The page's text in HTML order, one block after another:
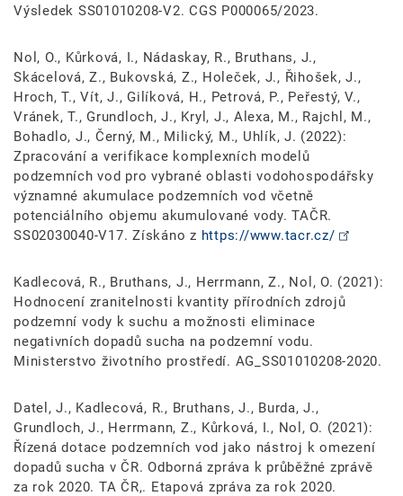
Výsledek SS01010208-V2. CGS P000065/2023.
Nol, O., Kůrková, I., Nádaskay, R., Bruthans, J.,
Skácelová, Z., Bukovská, Z., Holeček, J., Řihošek, J.,
Hroch, T., Vít, J., Gilíková, H., Petrová, P., Peřestý, V.,
Vránek, T., Grundloch, J., Kryl, J., Alexa, M., Rajchl, M.,
Bohadlo, J., Černý, M., Milický, M., Uhlík, J. (2022):
Zpracování a verifikace komplexních modelů
podzemních vod pro vybrané oblasti vodohospodářsky
významné akumulace podzemních vod včetně
potenciálního objemu akumulované vody. TAČR.
SS02030040-V17. Získáno z https://www.tacr.cz/
Kadlecová, R., Bruthans, J., Herrmann, Z., Nol, O. (2021):
Hodnocení zranitelnosti kvantity přírodních zdrojů
podzemní vody k suchu a možnosti eliminace
negativních dopadů sucha na podzemní vodu.
Ministerstvo životního prostředí. AG_SS01010208-2020.
Datel, J., Kadlecová, R., Bruthans, J., Burda, J.,
Grundloch, J., Herrmann, Z., Kůrková, I., Nol, O. (2021):
Řízená dotace podzemních vod jako nástroj k omezení
dopadů sucha v ČR. Odborná zpráva k průběžné zprávě
za rok 2020. TA ČR,. Etapová zpráva za rok 2020.